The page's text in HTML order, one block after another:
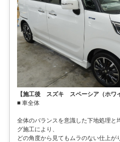
【施工後 スズキ スペーシア（ホワ
■ 車全体
全体のバランスを意識した下地処理と
グ施工により、
どの角度から見てもムラのない仕上が